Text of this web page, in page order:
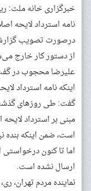
خبرگزاری خانه ملت:
نامه استرداد لایحه
درصورت تصویب
از دستور کار خارج
علیرضا محجوب در گفت
اینکه نامه استرداد
گفت: طی روزهای
مبنی بر استرداد
است، ضمن اینکه بنده
اما تا کنون
ارسال نشده است.
نماینده مردم تهران،